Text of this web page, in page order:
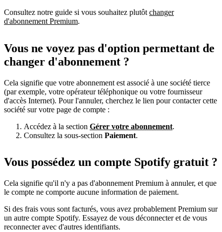
Consultez notre guide si vous souhaitez plutôt changer
d'abonnement Premium.
Vous ne voyez pas d'option permettant de
changer d'abonnement ?
Cela signifie que votre abonnement est associé à une société tierce
(par exemple, votre opérateur téléphonique ou votre fournisseur
d'accès Internet). Pour l'annuler, cherchez le lien pour contacter cette
société sur votre page de compte :
Accédez à la section Gérer votre abonnement.
Consultez la sous-section Paiement.
Vous possédez un compte Spotify gratuit ?
Cela signifie qu'il n'y a pas d'abonnement Premium à annuler, et que
le compte ne comporte aucune information de paiement.
Si des frais vous sont facturés, vous avez probablement Premium sur
un autre compte Spotify. Essayez de vous déconnecter et de vous
reconnecter avec d'autres identifiants.